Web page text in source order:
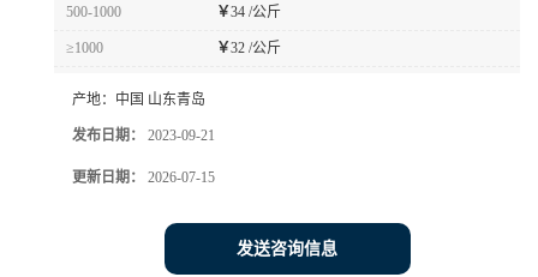
500-1000 ￥34 /公斤
≥1000 ￥32 /公斤
产地： 中国 山东青岛
发布日期： 2023-09-21
更新日期： 2026-07-15
发送咨询信息